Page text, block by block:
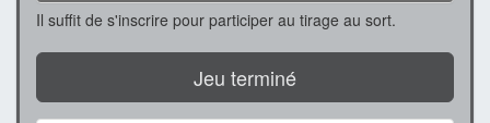
Il suffit de s'inscrire pour participer au tirage au sort.
Jeu terminé